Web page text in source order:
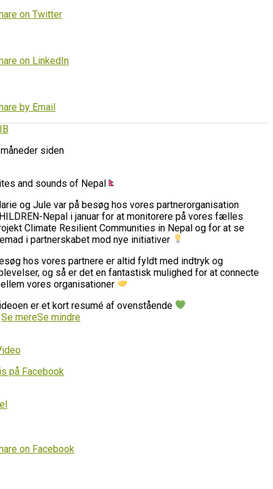
on Twitter
on LinkedIn
by Email
siden
and sounds of Nepal
og Jule var på besøg hos vores partnerorganisation
Nepal i januar for at monitorere på vores fælles
Climate Resilient Communities in Nepal og for at se
i partnerskabet mod nye initiativer
hos vores partnere er altid fyldt med indtryk og
og så er det en fantastisk mulighed for at connecte
vores organisationer
er et kort resumé af ovenstående
Se mereSe mindre
på Facebook
on Facebook